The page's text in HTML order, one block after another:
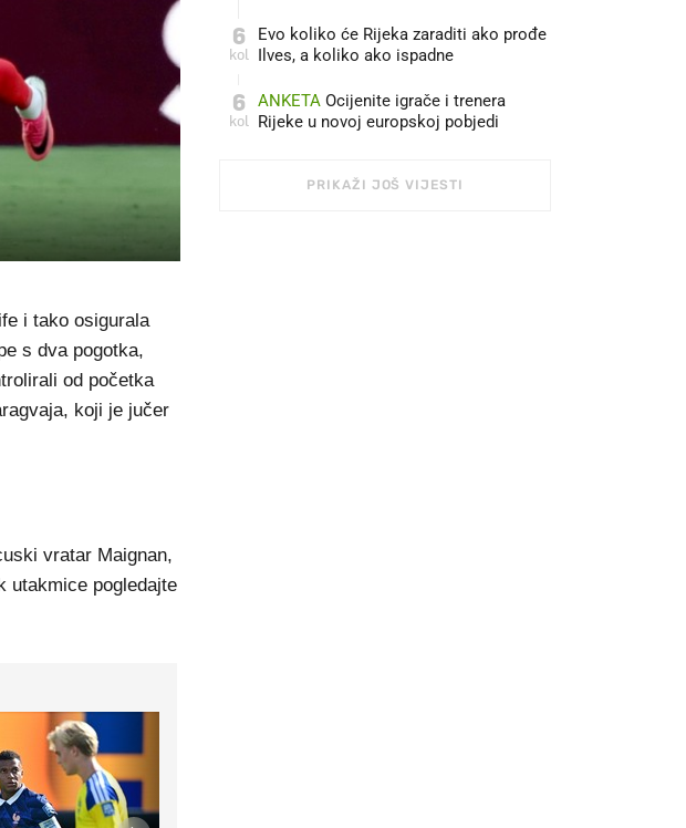
i tako osigurala
s dva pogotka,
od početka
koji je jučer
vratar Maignan,
utakmice pogledajte
6
kol
Evo koliko će Rijeka zaraditi ako prođe
Ilves, a koliko ako ispadne
6
kol
ANKETA Ocijenite igrače i trenera
Rijeke u novoj europskoj pobjedi
PRIKAŽI JOŠ VIJESTI